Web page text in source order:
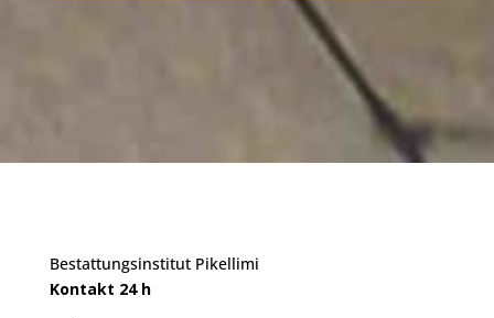
Bestattungsinstitut Pikellimi
Kontakt 24 h